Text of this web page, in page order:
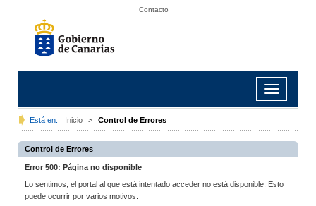
Contacto
Toggle
navigation
Está en: Inicio > Control de Errores
Control de Errores
Error 500: Página no disponible
Lo sentimos, el portal al que está intentado acceder no está disponible. Esto
puede ocurrir por varios motivos: